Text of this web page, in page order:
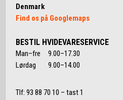
Denmark
Find os på Googlemaps
BESTIL HVIDEVARESERVICE
Man–fre 9.00–17.30
Lørdag 9.00–14.00
Tlf: 93 88 70 10 – tast 1